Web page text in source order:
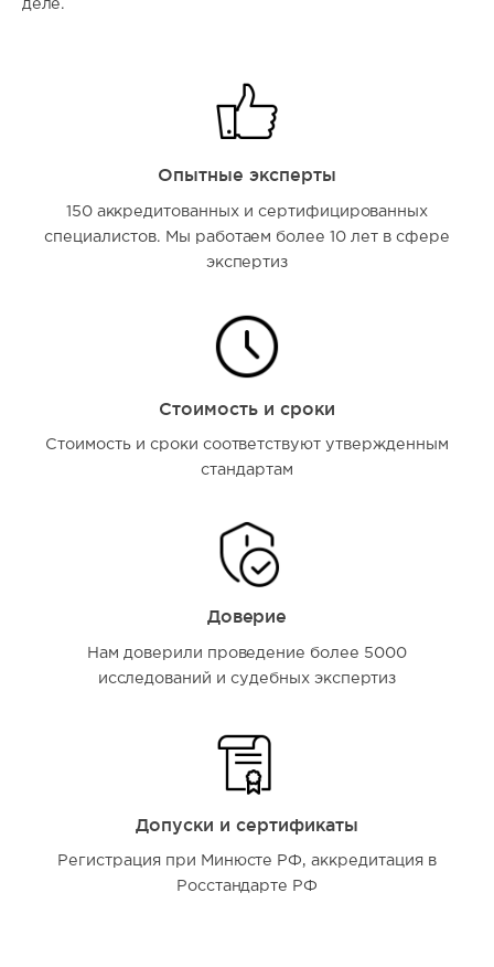
деле.
Опытные эксперты
150 аккредитованных и сертифицированных
специалистов. Мы работаем более 10 лет в сфере
экспертиз
Стоимость и сроки
Стоимость и сроки соответствуют утвержденным
стандартам
Доверие
Нам доверили проведение более 5000
исследований и судебных экспертиз
Допуски и сертификаты
Регистрация при Минюсте РФ, аккредитация в
Росстандарте РФ